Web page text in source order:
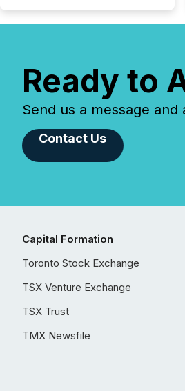
Ready to
Send us a message
Contact Us
Capital Formation
Toronto Stock Exchange
TSX Venture Exchange
TSX Trust
TMX Newsfile